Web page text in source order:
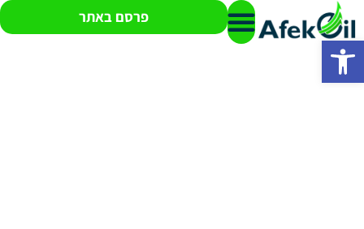
פתח סרגל נגישות
פרסם באתר